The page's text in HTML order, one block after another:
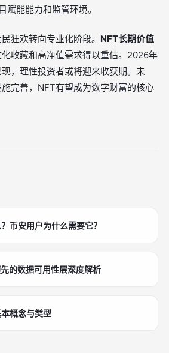
赋能能力和监管环境。
狂欢转向专业化阶段。 NFT长期价值
收藏和高净值需求得以重估。2026年
，理性投资者或将迎来收获期。未
完善，NFT有望成为数字财富的核心
币安用户为什么需要它？
的数据可用性层深度解析
概念与类型